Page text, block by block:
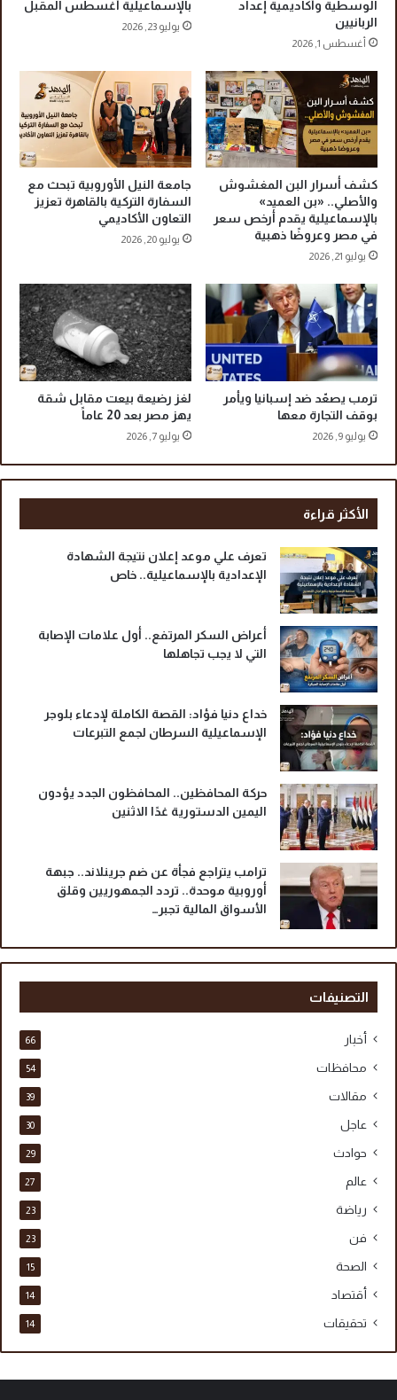
ا
ل
ي
م
ا
ر
ا
ت
ت
س
ل
ي
م
إ
ل
ى
م
ر
ث
ا
ق
ح
ق
ق
ة
ف
ي
ز
ا
ل
ض
ج
ج
الوسطية وأكاديمية إعداد
الربانيين
أغسطس 1, 2026
بالإسماعيلية أغسطس المقبل
يوليو 23, 2026
كشف أسرار البن المغشوش
والأصلي.. «بن العميد»
بالإسماعيلية يقدم أرخص سعر
في مصر وعروضًا ذهبية
يوليو 21, 2026
جامعة النيل الأوروبية تبحث مع
السفارة التركية بالقاهرة تعزيز
التعاون الأكاديمي
يوليو 20, 2026
ترمب يصعّد ضد إسبانيا ويأمر
بوقف التجارة معها
يوليو 9, 2026
لغز رضيعة بيعت مقابل شقة
يهز مصر بعد 20 عاماً
يوليو 7, 2026
الأكثر قراءة
تعرف علي موعد إعلان نتيجة الشهادة
الإعدادية بالإسماعيلية.. خاص
أعراض السكر المرتفع.. أول علامات الإصابة
التي لا يجب تجاهلها
خداع دنيا فؤاد: القصة الكاملة لإدعاء بلوجر
الإسماعيلية السرطان لجمع التبرعات
حركة المحافظين.. المحافظون الجدد يؤدون
اليمين الدستورية غدًا الاثنين
ترامب يتراجع فجأة عن ضم جرينلاند.. جبهة
أوروبية موحدة.. تردد الجمهوريين وقلق
الأسواق المالية تجبر…
التصنيفات
أخبار 66
محافظات 54
مقالات 39
عاجل 30
حوادث 29
عالم 27
رياضة 23
فن 23
الصحة 15
أقتصاد 14
تحقيقات 14